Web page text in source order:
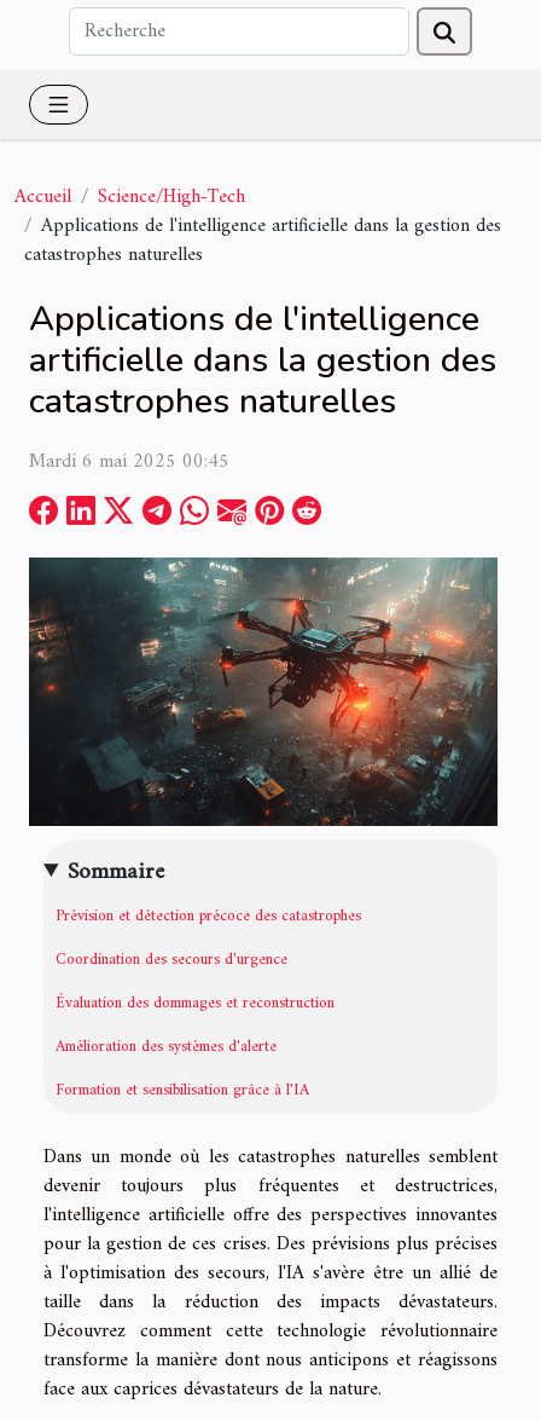
Accueil
Science/High-Tech
Applications de l'intelligence artificielle dans la gestion des
catastrophes naturelles
Applications de l'intelligence
artificielle dans la gestion des
catastrophes naturelles
Mardi 6 mai 2025 00:45
Sommaire
Prévision et détection précoce des catastrophes
Coordination des secours d'urgence
Évaluation des dommages et reconstruction
Amélioration des systèmes d'alerte
Formation et sensibilisation grâce à l'IA
Dans un monde où les catastrophes naturelles semblent
devenir toujours plus fréquentes et destructrices,
l'intelligence artificielle offre des perspectives innovantes
pour la gestion de ces crises. Des prévisions plus précises
à l'optimisation des secours, l'IA s'avère être un allié de
taille dans la réduction des impacts dévastateurs.
Découvrez comment cette technologie révolutionnaire
transforme la manière dont nous anticipons et réagissons
face aux caprices dévastateurs de la nature.